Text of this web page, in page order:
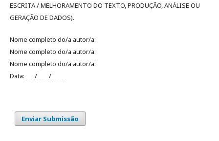
ESCRITA / MELHORAMENTO DO TEXTO, PRODUÇÃO, ANÁLISE OU
GERAÇÃO DE DADOS).
Nome completo do/a autor/a:
Nome completo do/a autor/a:
Nome completo do/a autor/a:
Data: ___/____/____
Enviar Submissão